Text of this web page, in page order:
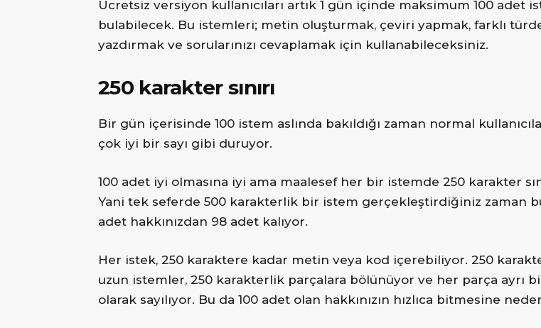
Ücretsiz versiyon kullanıcıları artık 1 gün içinde maksimum 100 adet
bulabilecek. Bu istemleri; metin oluşturmak, çeviri yapmak, farklı
yazdırmak ve sorularınızı cevaplamak için kullanabileceksiniz.
250 karakter sınırı
Bir gün içerisinde 100 istem aslında bakıldığı zaman normal
çok iyi bir sayı gibi duruyor.
100 adet iyi olmasına iyi ama maalesef her bir istemde 250 karakter
Yani tek seferde 500 karakterlik bir istem gerçekleştirdiğiniz zaman
adet hakkınızdan 98 adet kalıyor.
Her istek, 250 karaktere kadar metin veya kod içerebiliyor. 250
uzun istemler, 250 karakterlik parçalara bölünüyor ve her parça ayrı
olarak sayılıyor. Bu da 100 adet olan hakkınızın hızlıca bitmesine